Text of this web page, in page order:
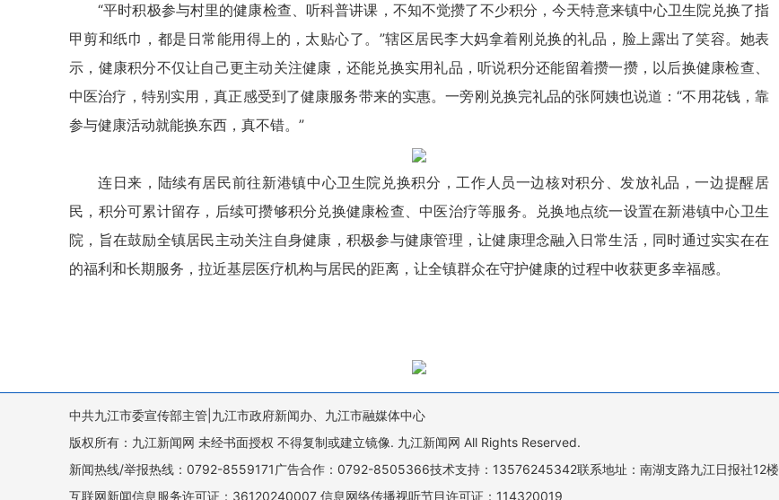
“平时积极参与村里的健康检查、听科普讲课，不知不觉攒了不少积分，今天特意来镇中心卫生院兑换了指
甲剪和纸巾，都是日常能用得上的，太贴心了。”辖区居民李大妈拿着刚兑换的礼品，脸上露出了笑容。她表
示，健康积分不仅让自己更主动关注健康，还能兑换实用礼品，听说积分还能留着攒一攒，以后换健康检查、
中医治疗，特别实用，真正感受到了健康服务带来的实惠。一旁刚兑换完礼品的张阿姨也说道：“不用花钱，靠
参与健康活动就能换东西，真不错。”
连日来，陆续有居民前往新港镇中心卫生院兑换积分，工作人员一边核对积分、发放礼品，一边提醒居
民，积分可累计留存，后续可攒够积分兑换健康检查、中医治疗等服务。兑换地点统一设置在新港镇中心卫生
院，旨在鼓励全镇居民主动关注自身健康，积极参与健康管理，让健康理念融入日常生活，同时通过实实在在
的福利和长期服务，拉近基层医疗机构与居民的距离，让全镇群众在守护健康的过程中收获更多幸福感。
中共九江市委宣传部主管|九江市政府新闻办、九江市融媒体中心
版权所有：九江新闻网 未经书面授权 不得复制或建立镜像. 九江新闻网 All Rights Reserved.
新闻热线/举报热线：0792-8559171广告合作：0792-8505366技术支持：13576245342联系地址：南湖支路九江日报社12楼
互联网新闻信息服务许可证：36120240007 信息网络传播视听节目许可证：114320019